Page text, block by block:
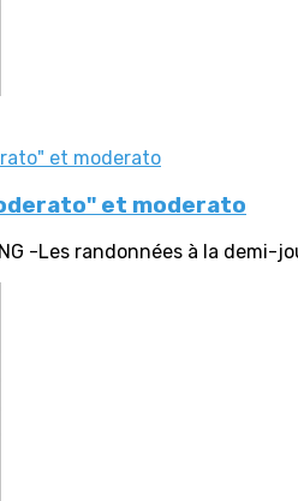
et moderato
-Les randonnées à la